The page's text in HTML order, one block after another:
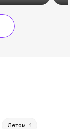
Летом 1